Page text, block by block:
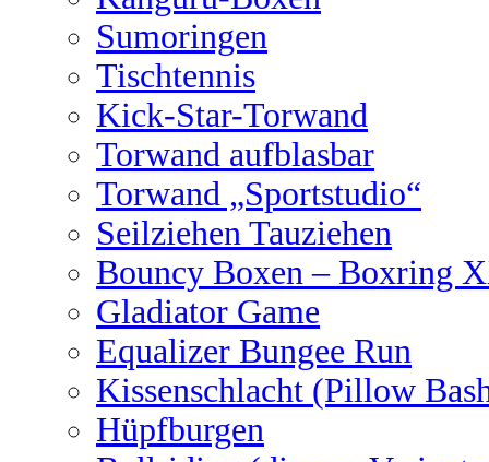
Sumoringen
Tischtennis
Kick-Star-Torwand
Torwand aufblasbar
Torwand „Sportstudio“
Seilziehen Tauziehen
Bouncy Boxen – Boxring
Gladiator Game
Equalizer Bungee Run
Kissenschlacht (Pillow
Hüpfburgen